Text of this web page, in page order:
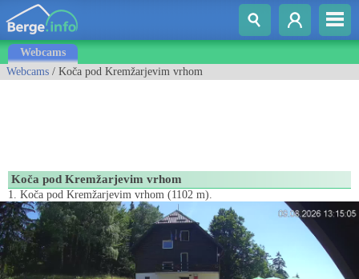
Webcams
Webcams / Koča pod Kremžarjevim vrhom
Koča pod Kremžarjevim vrhom
1. Koča pod Kremžarjevim vrhom (1102 m).